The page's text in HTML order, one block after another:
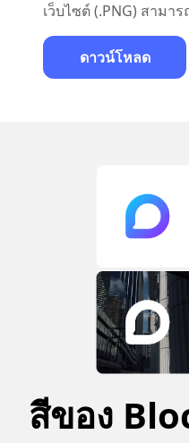
เว็บไซต์ (.PNG) สามา
ดาวน์โหลด
สีของ